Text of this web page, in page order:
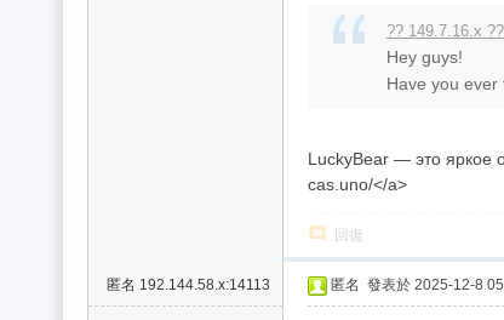
?? 149.7.16.x
Hey guys!
Have you ever
LuckyBear — это яркое
cas.uno/</a>
回復
匿名 192.144.58.x:14113 匿名 發表於 2025-12-8